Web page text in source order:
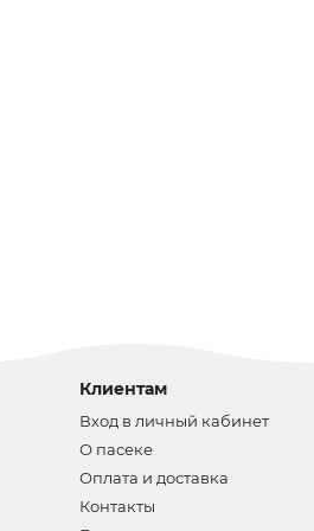
Клиентам
Вход в личный кабинет
О пасеке
Оплата и доставка
Контакты